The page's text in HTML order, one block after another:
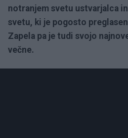
notranjem svetu ustvarjalca
svetu, ki je pogosto
Zapela pa je tudi svojo
večne.